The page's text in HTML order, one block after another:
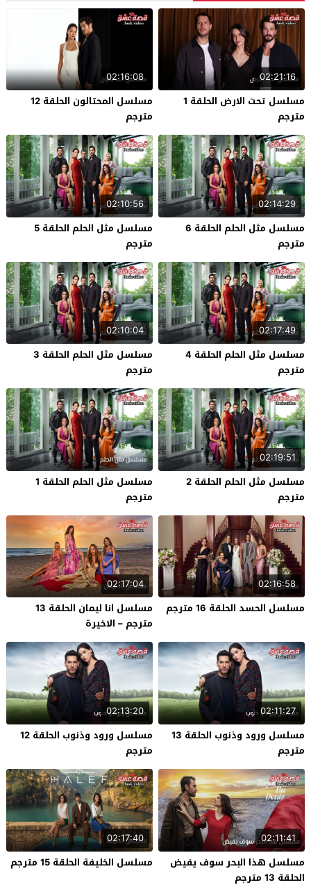
02:21:16
مسلسل تحت الارض الحلقة 1
مترجم
02:16:08
مسلسل المحتالون الحلقة 12
مترجم
02:14:29
مسلسل مثل الحلم الحلقة 6
مترجم
02:10:56
مسلسل مثل الحلم الحلقة 5
مترجم
02:17:49
مسلسل مثل الحلم الحلقة 4
مترجم
02:10:04
مسلسل مثل الحلم الحلقة 3
مترجم
02:19:51
مسلسل مثل الحلم الحلقة 2
مترجم
مسلسل مثل الحلم الحلقة 1
مترجم
02:16:58
مسلسل الحسد الحلقة 16 مترجم
02:17:04
مسلسل انا ليمان الحلقة 13
مترجم – الاخيرة
02:11:27
مسلسل ورود وذنوب الحلقة 13
مترجم
02:13:20
مسلسل ورود وذنوب الحلقة 12
مترجم
02:11:41
مسلسل هذا البحر سوف يفيض
الحلقة 13 مترجم
02:17:40
مسلسل الخليفة الحلقة 15 مترجم